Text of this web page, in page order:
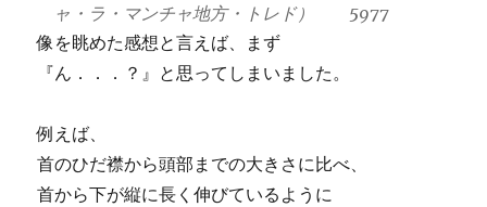
ャ・ラ・マンチャ地方・トレド） 5977
像を眺めた感想と言えば、まず
『ん．．．？』と思ってしまいました。
例えば、
首のひだ襟から頭部までの大きさに比べ、
首から下が縦に長く伸びているように